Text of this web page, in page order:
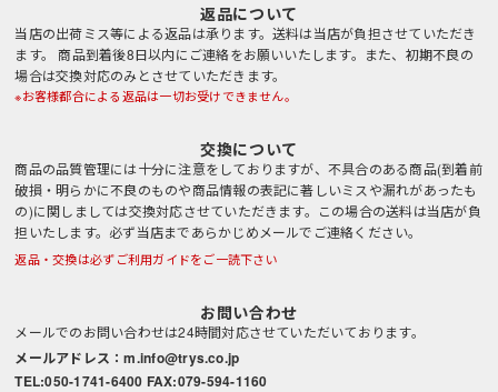
返品について
当店の出荷ミス等による返品は承ります。送料は当店が負担させていただき
ます。 商品到着後8日以内にご連絡をお願いいたします。また、初期不良の
場合は交換対応のみとさせていただきます。
※お客様都合による返品は一切お受けできません。
交換について
商品の品質管理には十分に注意をしておりますが、不具合のある商品(到着前
破損・明らかに不良のものや商品情報の表記に著しいミスや漏れがあったも
の)に関しましては交換対応させていただきます。この場合の送料は当店が負
担いたします。必ず当店まであらかじめメールでご連絡ください。
返品・交換は必ずご利用ガイドをご一読下さい
お問い合わせ
メールでのお問い合わせは24時間対応させていただいております。
メールアドレス：m.info@trys.co.jp
TEL:050-1741-6400 FAX:079-594-1160